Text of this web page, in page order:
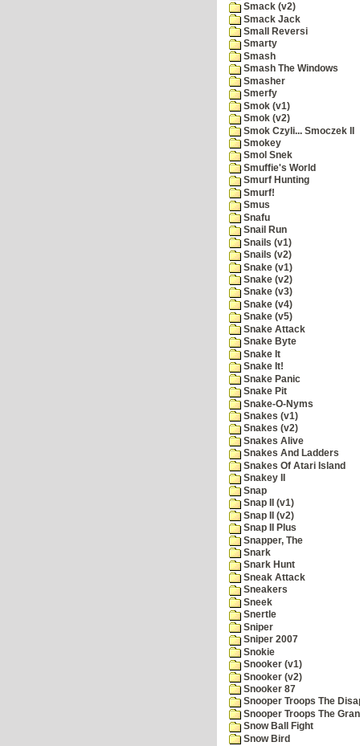
Smack (v2)
Smack Jack
Small Reversi
Smarty
Smash
Smash The Windows
Smasher
Smerfy
Smok (v1)
Smok (v2)
Smok Czyli... Smoczek II
Smokey
Smol Snek
Smuffie's World
Smurf Hunting
Smurf!
Smus
Snafu
Snail Run
Snails (v1)
Snails (v2)
Snake (v1)
Snake (v2)
Snake (v3)
Snake (v4)
Snake (v5)
Snake Attack
Snake Byte
Snake It
Snake It!
Snake Panic
Snake Pit
Snake-O-Nyms
Snakes (v1)
Snakes (v2)
Snakes Alive
Snakes And Ladders
Snakes Of Atari Island
Snakey II
Snap
Snap II (v1)
Snap II (v2)
Snap II Plus
Snapper, The
Snark
Snark Hunt
Sneak Attack
Sneakers
Sneek
Snertle
Sniper
Sniper 2007
Snokie
Snooker (v1)
Snooker (v2)
Snooker 87
Snooper Troops The
Snooper Troops The
Snow Ball Fight
Snow Bird